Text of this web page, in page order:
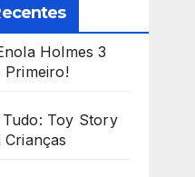
Holmes 3
Primeiro!
Toy Story